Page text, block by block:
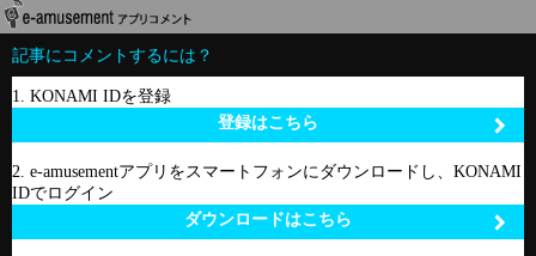
記事にコメントするには？
1. KONAMI IDを登録
登録はこちら
2. e-amusementアプリをスマートフォンにダウンロードし、KONAMI
IDでログイン
ダウンロードはこちら